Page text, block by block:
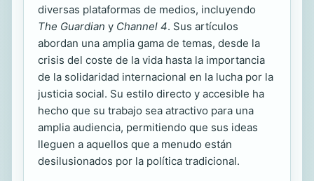
diversas plataformas de medios, incluyendo
The Guardian y Channel 4. Sus artículos
abordan una amplia gama de temas, desde la
crisis del coste de la vida hasta la importancia
de la solidaridad internacional en la lucha por la
justicia social. Su estilo directo y accesible ha
hecho que su trabajo sea atractivo para una
amplia audiencia, permitiendo que sus ideas
lleguen a aquellos que a menudo están
desilusionados por la política tradicional.